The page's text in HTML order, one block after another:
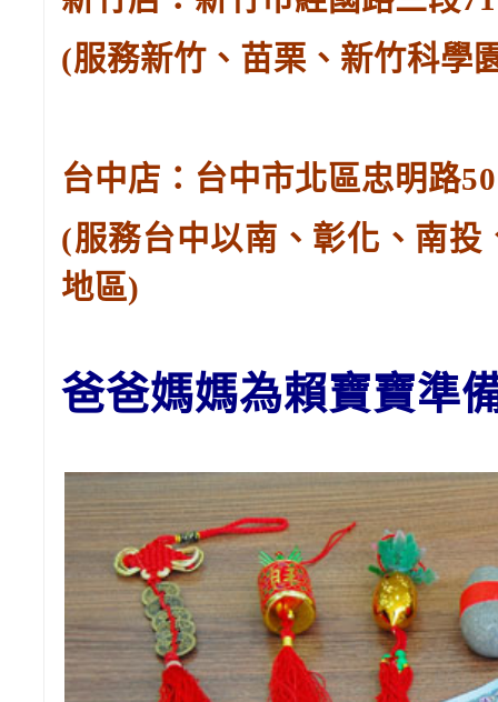
(服務新竹、苗栗、新竹科學
台中店：台中市北區忠明路
(服務台中以南、彰化、南
地區)
爸爸媽媽為賴寶寶準